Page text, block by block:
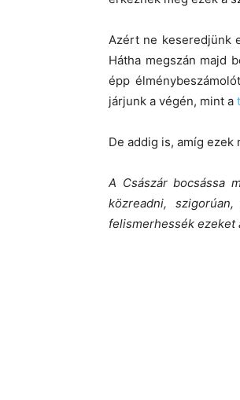
Azért ne keseredjünk
Hátha megszán majd
épp
járjunk a végén, mint a
De addig is, amíg
A Császár bocsássa
közreadni,
felismerhessék